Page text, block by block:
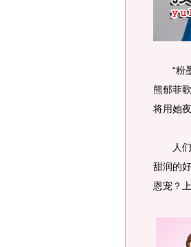
“粉墨
熊郁菲
将用她
人们常
甜润的
恩宠？